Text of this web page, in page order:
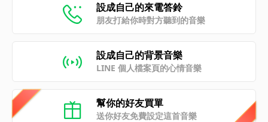
設成自己的來電答鈴
朋友打給你時對方聽到的音樂
設成自己的背景音樂
LINE 個人檔案頁的心情音樂
幫你的好友買單
送你好友免費設定這首音樂